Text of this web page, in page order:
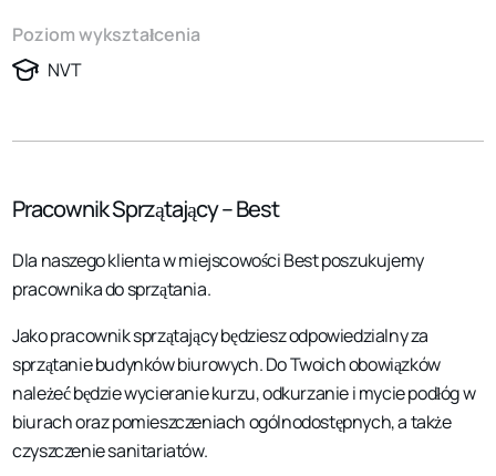
Poziom wykształcenia
NVT
Pracownik Sprzątający – Best
Dla naszego klienta w miejscowości Best poszukujemy
pracownika do sprzątania.
Jako pracownik sprzątający będziesz odpowiedzialny za
sprzątanie budynków biurowych. Do Twoich obowiązków
należeć będzie wycieranie kurzu, odkurzanie i mycie podłóg w
biurach oraz pomieszczeniach ogólnodostępnych, a także
czyszczenie sanitariatów.